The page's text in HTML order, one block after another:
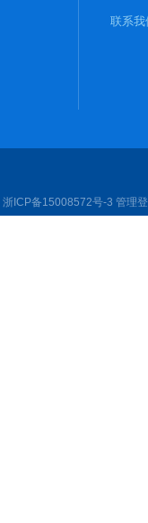
联系我
浙ICP备15008572号-3 管理